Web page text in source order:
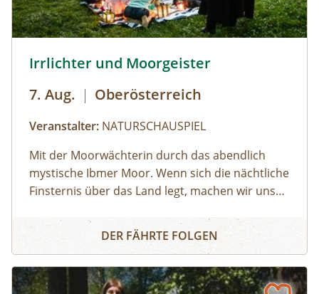
Irrlichter und Moorgeister
7. Aug. | Oberösterreich
Veranstalter: NATURSCHAUSPIEL
Mit der Moorwächterin durch das abendlich
mystische Ibmer Moor. Wenn sich die nächtliche
Finsternis über das Land legt, machen wir uns
Moorkomplex Österreichs finden seltene Tiere
und Pflanzen ideale Lebensbedingungen. Wir
Stimmung und Mystik dieser sagenumwobenen
Irrlichter und Moorgeister
DER FÄHRTE FOLGEN